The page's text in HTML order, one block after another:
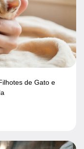
de Gato e